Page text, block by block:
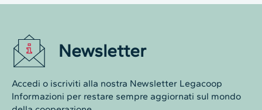
Newsletter
Accedi o iscriviti alla nostra Newsletter Legacoop
Informazioni per restare sempre aggiornati sul mondo